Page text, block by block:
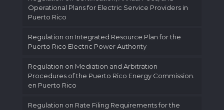
Operational Plans for Electric Service Providers in
Puerto Rico
Regulation on Integrated Resource Plan for the
Puerto Rico Electric Power Authority
Regulation on Mediation and Arbitration
Procedures of the Puerto Rico Energy Commission.
en Puerto Rico
Regulation on Rate Filing Requirements for the